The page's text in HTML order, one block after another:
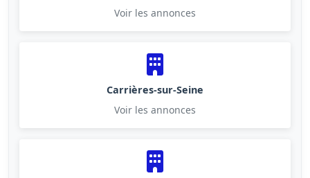
Voir les annonces
Carrières-sur-Seine
Voir les annonces